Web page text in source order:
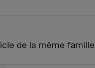
de la même famille